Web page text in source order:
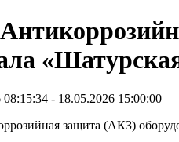
- 18.05.2026 15:00:00
защита (АКЗ)